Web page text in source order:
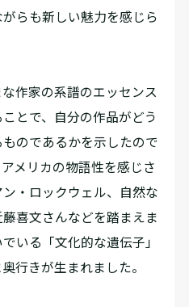
らも新しい魅力を感じら
作家の系譜のエッセンス
とで、自分の作品がどう
のであるかを示したので
メリカの物語性を感じさ
・ロックウェル、自然な
喜文さんなどを踏まえま
いる「文化的な遺伝子」
行きが生まれました。